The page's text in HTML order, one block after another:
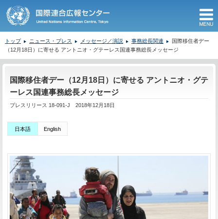
トップ ニュース・プレス メッセージ／演説 事務総長関連
国際移住者デー
（12月18日）に寄せる アントニオ・グテーレス国連事務総長メッセージ
国際移住者デー（12月18日）に寄せる アントニオ・グテ
ーレス国連事務総長メッセージ
プレスリリース 18-091-J 2018年12月18日
日本語 English